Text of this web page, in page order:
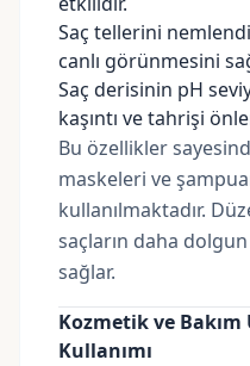
Saç tellerini
canlı görünmesini
Saç derisinin pH
kaşıntı ve tahrişi
Bu özellikler
maskeleri ve
kullanılmaktadır.
saçların daha
sağlar.
Kozmetik ve
Kullanımı